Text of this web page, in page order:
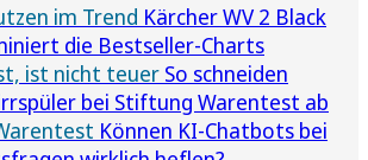
im Trend Kärcher WV 2 Black
die Bestseller-Charts
ist nicht teuer So schneiden
bei Stiftung Warentest ab
Können KI-Chatbots bei